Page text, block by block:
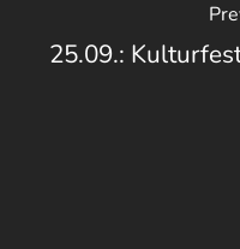
25.09.: